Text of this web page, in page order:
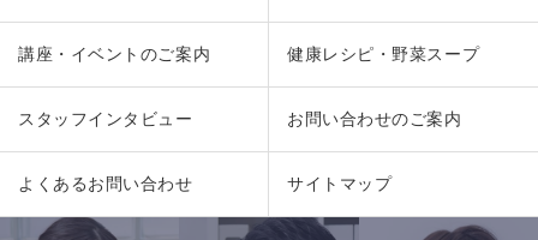
講座・イベントのご案内 健康レシピ・野菜スープ
スタッフインタビュー お問い合わせのご案内
よくあるお問い合わせ サイトマップ